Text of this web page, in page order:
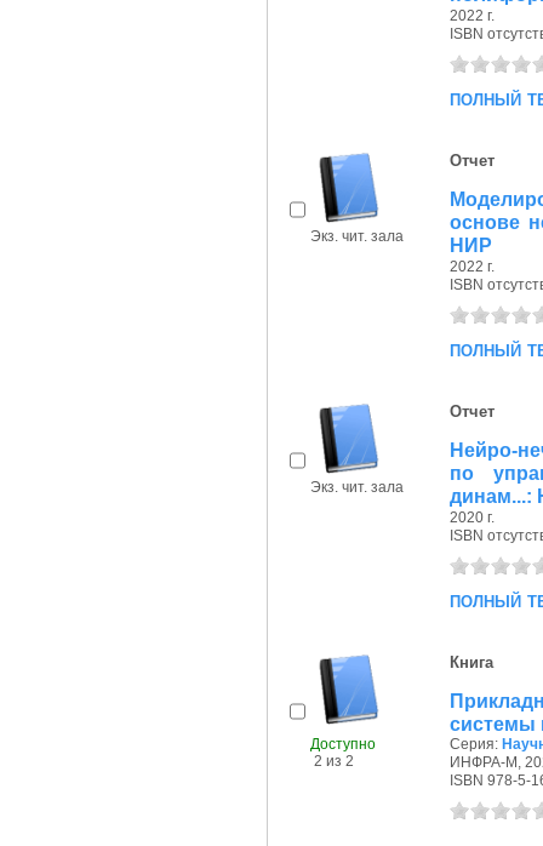
2022 г.
ISBN
полный
Экз. чит. зала
Отчет
основе
НИР
2022 г.
ISBN
полный
Экз. чит. зала
Отчет
Нейро-
по
динам...:
2020 г.
ISBN
полный
Доступно
2 из 2
Книга
системы
Серия:
ИНФРА-М,
ISBN 978-5-